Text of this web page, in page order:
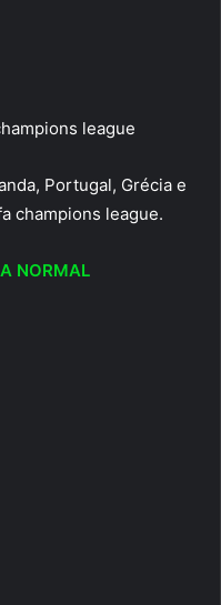
league
Portugal, Grécia e
champions league.
NORMAL